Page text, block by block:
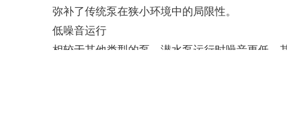
弥补了传统泵在狭小环境中的局限性。
低噪音运行
相较于其他类型的泵，潜水泵运行时噪音更低